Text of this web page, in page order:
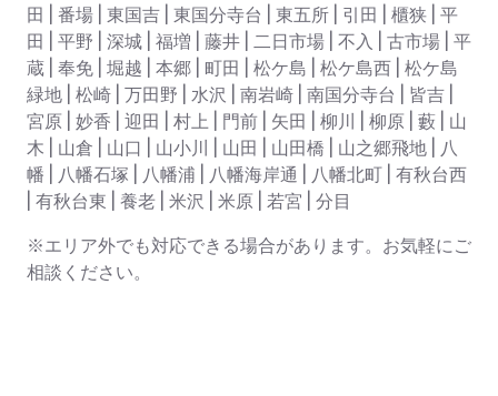
田 | 番場 | 東国吉 | 東国分寺台 | 東五所 | 引田 | 櫃狭 | 平
田 | 平野 | 深城 | 福増 | 藤井 | 二日市場 | 不入 | 古市場 | 平
蔵 | 奉免 | 堀越 | 本郷 | 町田 | 松ケ島 | 松ケ島西 | 松ケ島
緑地 | 松崎 | 万田野 | 水沢 | 南岩崎 | 南国分寺台 | 皆吉 |
宮原 | 妙香 | 迎田 | 村上 | 門前 | 矢田 | 柳川 | 柳原 | 藪 | 山
木 | 山倉 | 山口 | 山小川 | 山田 | 山田橋 | 山之郷飛地 | 八
幡 | 八幡石塚 | 八幡浦 | 八幡海岸通 | 八幡北町 | 有秋台西
| 有秋台東 | 養老 | 米沢 | 米原 | 若宮 | 分目
※エリア外でも対応できる場合があります。お気軽にご
相談ください。